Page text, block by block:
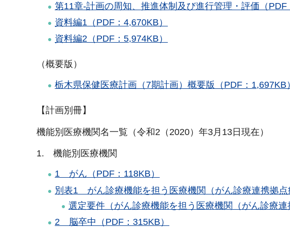
第11章-計画の周知、推進体制及び進行管理・評価（PDF
資料編1（PDF：4,670KB）
資料編2（PDF：5,974KB）
（概要版）
栃木県保健医療計画（7期計画）概要版（PDF：1,697KB）
【計画別冊】
機能別医療機関名一覧（令和2（2020）年3月13日現在）
1. 機能別医療機関
1 がん（PDF：118KB）
別表1 がん診療機能を担う医療機関（がん診療連携拠点
選定要件（がん診療機能を担う医療機関（がん診療連
2 脳卒中（PDF：315KB）